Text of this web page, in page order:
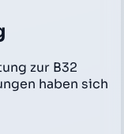
zur B32
haben sich